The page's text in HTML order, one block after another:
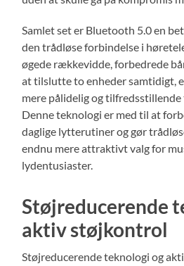
Samlet set er Bluetooth 5.0 en
den trådløse forbindelse i
øgede rækkevidde, forbedrede
at tilslutte to enheder samtidigt,
mere pålidelig og
Denne teknologi er med til at
daglige lytterutiner og gør
endnu mere attraktivt valg for
lydentusiaster.
Støjreducerende
aktiv støjkontrol
Støjreducerende teknologi og